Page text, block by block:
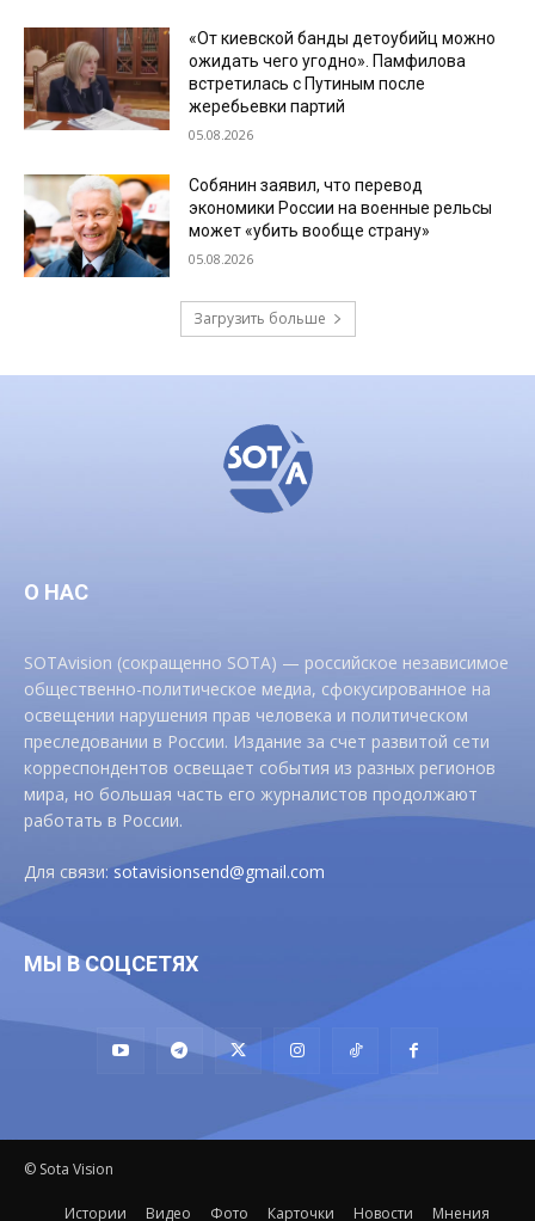
«От киевской банды детоубийц можно
ожидать чего угодно». Памфилова
встретилась с Путиным после
жеребьевки партий
05.08.2026
Собянин заявил, что перевод
экономики России на военные рельсы
может «убить вообще страну»
05.08.2026
Загрузить больше
О НАС
SOTAvision (сокращенно SOTA) — российское независимое
общественно-политическое медиа, сфокусированное на
освещении нарушения прав человека и политическом
преследовании в России. Издание за счет развитой сети
корреспондентов освещает события из разных регионов
мира, но большая часть его журналистов продолжают
работать в России.
Для связи:sotavisionsend@gmail.com
МЫ В СОЦСЕТЯХ
© Sota Vision
Истории Видео Фото Карточки Новости Мнения